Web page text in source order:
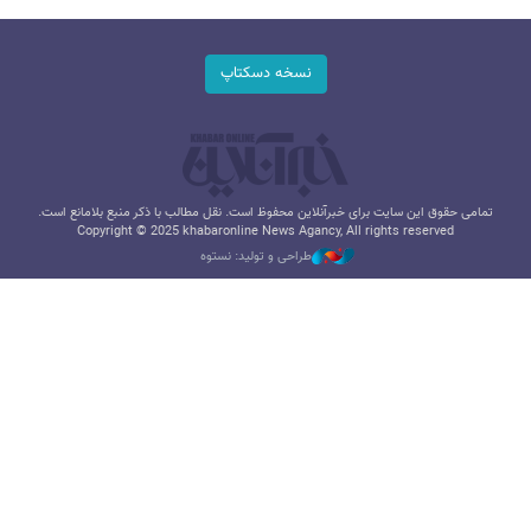
نسخه دسکتاپ
تمامی حقوق این سایت برای خبرآنلاین محفوظ است. نقل مطالب با ذکر منبع بلامانع است.
Copyright © 2025 khabaronline News Agancy, All rights reserved
طراحی و تولید: نستوه